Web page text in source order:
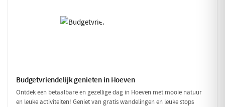
Budgetvriendelijk genieten in Hoeven
Ontdek een betaalbare en gezellige dag in Hoeven met mooie natuur
en leuke activiteiten! Geniet van gratis wandelingen en leuke stops